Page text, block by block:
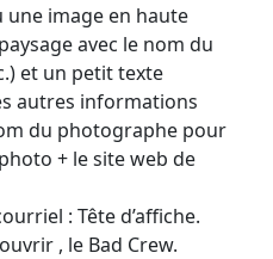
une image en haute
avec le nom du
et un petit texte
autres informations
du photographe pour
+ le site web de
: Tête d’affiche.
, le Bad Crew.